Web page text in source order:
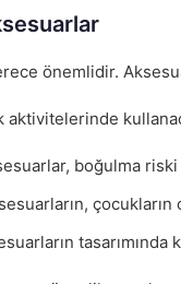
önemlidir.
aktivitelerinde
boğulma riski